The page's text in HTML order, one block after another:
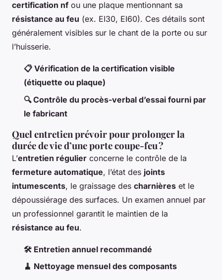
certification nf ou une plaque mentionnant sa
résistance au feu (ex. EI30, EI60). Ces détails sont
généralement visibles sur le chant de la porte ou sur
l’huisserie.
📋 Vérification de la certification visible
(étiquette ou plaque)
🔍 Contrôle du procès-verbal d’essai fourni par
le fabricant
Quel entretien prévoir pour prolonger la
durée de vie d’une porte coupe-feu ?
L’entretien régulier concerne le contrôle de la
fermeture automatique, l’état des joints
intumescents, le graissage des charnières et le
dépoussiérage des surfaces. Un examen annuel par
un professionnel garantit le maintien de la
résistance au feu.
🛠️ Entretien annuel recommandé
🧹 Nettoyage mensuel des composants